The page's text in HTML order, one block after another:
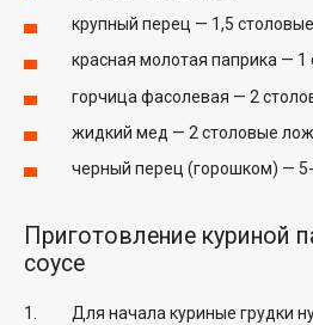
крупный перец — 1,5
красная молотая паприка — 1
горчица фасолевая — 2
жидкий мед — 2 столовые
черный перец (горошком) — 5-
Приготовление куриной
соусе
Для начала куриные грудки